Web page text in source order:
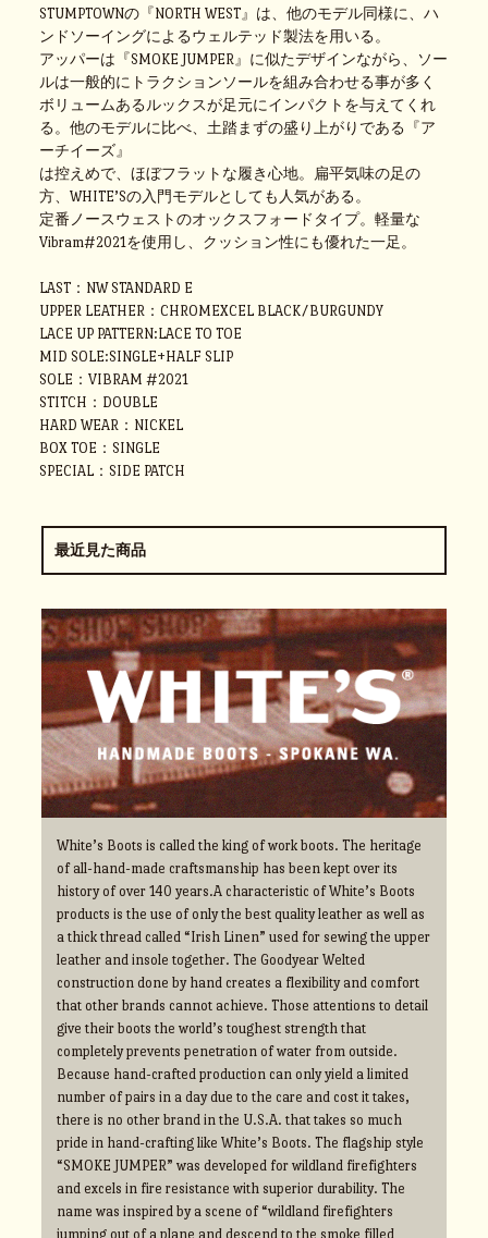
STUMPTOWNの『NORTH WEST』は、他のモデル同様に、ハ
ンドソーイングによるウェルテッド製法を用いる。
アッパーは『SMOKE JUMPER』に似たデザインながら、ソー
ルは一般的にトラクションソールを組み合わせる事が多く
ボリュームあるルックスが足元にインパクトを与えてくれ
る。他のモデルに比べ、土踏まずの盛り上がりである『ア
ーチイーズ』
は控えめで、ほぼフラットな履き心地。扁平気味の足の
方、WHITE’Sの入門モデルとしても人気がある。
定番ノースウェストのオックスフォードタイプ。軽量な
Vibram#2021を使用し、クッション性にも優れた一足。
LAST：NW STANDARD E
UPPER LEATHER：CHROMEXCEL BLACK/BURGUNDY
LACE UP PATTERN:LACE TO TOE
MID SOLE:SINGLE+HALF SLIP
SOLE：VIBRAM #2021
STITCH：DOUBLE
HARD WEAR：NICKEL
BOX TOE：SINGLE
SPECIAL：SIDE PATCH
最近見た商品
White’s Boots is called the king of work boots. The heritage
of all-hand-made craftsmanship has been kept over its
history of over 140 years.A characteristic of White’s Boots
products is the use of only the best quality leather as well as
a thick thread called “Irish Linen” used for sewing the upper
leather and insole together. The Goodyear Welted
construction done by hand creates a flexibility and comfort
that other brands cannot achieve. Those attentions to detail
give their boots the world’s toughest strength that
completely prevents penetration of water from outside.
Because hand-crafted production can only yield a limited
number of pairs in a day due to the care and cost it takes,
there is no other brand in the U.S.A. that takes so much
pride in hand-crafting like White’s Boots. The flagship style
“SMOKE JUMPER” was developed for wildland firefighters
and excels in fire resistance with superior durability. The
name was inspired by a scene of “wildland firefighters
jumping out of a plane and descend to the smoke filled